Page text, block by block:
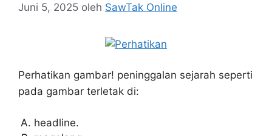
Juni 5, 2025 oleh SawTak Online
Perhatikan gambar! peninggalan sejarah seperti
pada gambar terletak di:
headline.